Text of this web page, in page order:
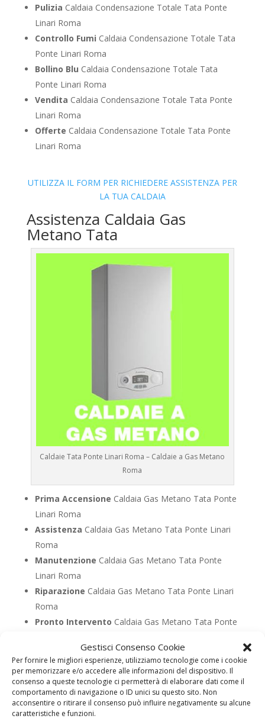
Gestisci Consenso Cookie
Per fornire le migliori esperienze, utilizziamo tecnologie come i cookie
per memorizzare e/o accedere alle informazioni del dispositivo. Il
consenso a queste tecnologie ci permetterà di elaborare dati come il
comportamento di navigazione o ID unici su questo sito. Non
acconsentire o ritirare il consenso può influire negativamente su alcune
caratteristiche e funzioni.
Pulizia Caldaia Condensazione Totale Tata Ponte
Linari Roma
Controllo Fumi Caldaia Condensazione Totale Tata
Ponte Linari Roma
Bollino Blu Caldaia Condensazione Totale Tata
Ponte Linari Roma
Vendita Caldaia Condensazione Totale Tata Ponte
Linari Roma
Offerte Caldaia Condensazione Totale Tata Ponte
Linari Roma
UTILIZZA IL FORM PER RICHIEDERE ASSISTENZA PER
LA TUA CALDAIA
Assistenza Caldaia Gas
Metano Tata
Caldaie Tata Ponte Linari Roma – Caldaie a Gas Metano
Roma
Prima Accensione Caldaia Gas Metano Tata Ponte
Linari Roma
Assistenza Caldaia Gas Metano Tata Ponte Linari
Roma
Manutenzione Caldaia Gas Metano Tata Ponte
Linari Roma
Riparazione Caldaia Gas Metano Tata Ponte Linari
Roma
Pronto Intervento Caldaia Gas Metano Tata Ponte
SostituzioneCaldaia Gas Metano Tata Ponte Linari
Roma
PuliziaCaldaia Gas Metano Tata Ponte Linari Roma
Controllo FumiCaldaia Gas Metano Tata Ponte
Linari Roma